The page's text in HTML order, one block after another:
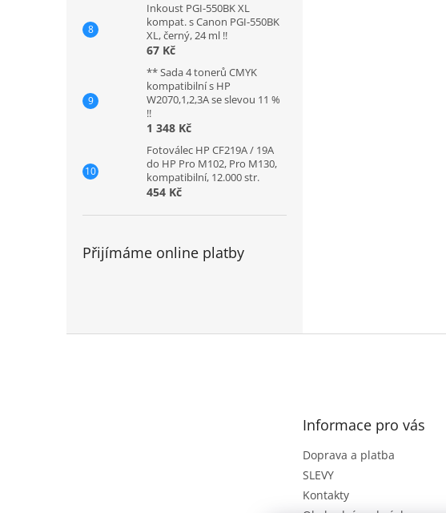
Inkoust PGI-550BK XL
kompat. s Canon PGI-550BK
XL, černý, 24 ml !!
67 Kč
** Sada 4 tonerů CMYK
kompatibilní s HP
W2070,1,2,3A se slevou 11 %
!!
1 348 Kč
Fotoválec HP CF219A / 19A
do HP Pro M102, Pro M130,
kompatibilní, 12.000 str.
454 Kč
Přijímáme online platby
Informace pro vás
Doprava a platba
SLEVY
Kontakty